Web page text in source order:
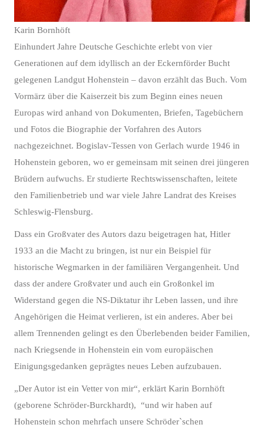
Karin Bornhöft
Einhundert Jahre Deutsche Geschichte erlebt von vier
Generationen auf dem idyllisch an der Eckernförder Bucht
gelegenen Landgut Hohenstein – davon erzählt das Buch. Vom
Vormärz über die Kaiserzeit bis zum Beginn eines neuen
Europas wird anhand von Dokumenten, Briefen, Tagebüchern
und Fotos die Biographie der Vorfahren des Autors
nachgezeichnet. Bogislav-Tessen von Gerlach wurde 1946 in
Hohenstein geboren, wo er gemeinsam mit seinen drei jüngeren
Brüdern aufwuchs. Er studierte Rechtswissenschaften, leitete
den Familienbetrieb und war viele Jahre Landrat des Kreises
Schleswig-Flensburg.
Dass ein Großvater des Autors dazu beigetragen hat, Hitler
1933 an die Macht zu bringen, ist nur ein Beispiel für
historische Wegmarken in der familiären Vergangenheit. Und
dass der andere Großvater und auch ein Großonkel im
Widerstand gegen die NS-Diktatur ihr Leben lassen, und ihre
Angehörigen die Heimat verlieren, ist ein anderes. Aber bei
allem Trennenden gelingt es den Überlebenden beider Familien,
nach Kriegsende in Hohenstein ein vom europäischen
Einigungsgedanken geprägtes neues Leben aufzubauen.
„Der Autor ist ein Vetter von mir“, erklärt Karin Bornhöft
(geborene Schröder-Burckhardt), “und wir haben auf
Hohenstein schon mehrfach unsere Schröder`schen